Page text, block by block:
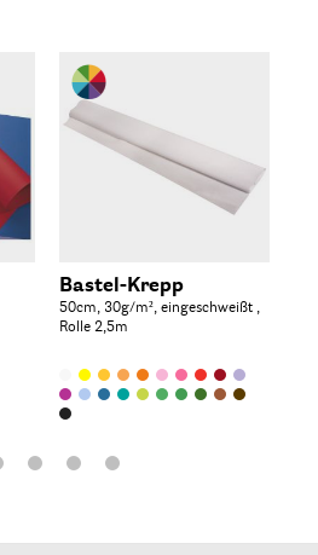
Bastel-Krepp
50cm, 30g/m², eingeschweißt ,
Rolle 2,5m